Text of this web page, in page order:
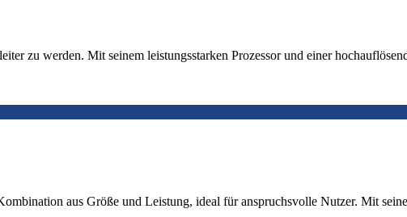
zu werden. Mit seinem leistungsstarken Prozessor und einer
aus Größe und Leistung, ideal für anspruchsvolle Nutzer. Mit